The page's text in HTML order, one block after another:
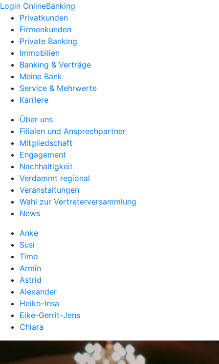
Login OnlineBanking
Privatkunden
Firmenkunden
Private Banking
Immobilien
Banking & Verträge
Meine Bank
Service & Mehrwerte
Karriere
Über uns
Filialen und Ansprechpartner
Mitgliedschaft
Engagement
Nachhaltigkeit
Verdammt regional
Veranstaltungen
Wahl zur Vertreterversammlung
News
Anke
Susi
Timo
Armin
Astrid
Alexander
Heiko-Insa
Eike-Gerrit-Jens
Chiara